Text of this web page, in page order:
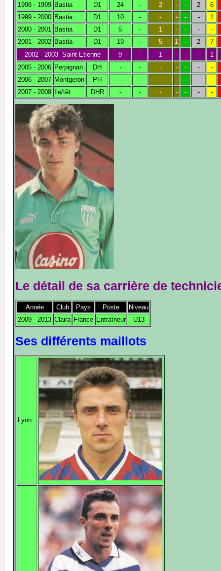
1998 - 1999 Bastia D1 24 - 2 - - 2
6
1999 - 2000 Bastia D1 10 - - - - -
1
2000 - 2001
Bastia D1 5 - 1 - - -
-
2001 - 2002 Bastia D1 19 - 5 1 - 2
7
2002 - 2003 Saint-Etienne
9 - 1 - - -
1
2005 - 2006 Perpignan DH - - - - - -
-
2006 - 2007 Montgeron PH - - - - - -
-
2007 - 2008
Ile/têt DHR - - - - - - -
Le détail de sa carrière de
Année Club Pays Poste
Niveau
2009 - 2013 Claira France Entraîneur U13
Ses différents maillots
Lyon